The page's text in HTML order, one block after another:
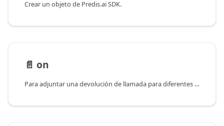
Crear un objeto de Predis.ai SDK.
📄️ on
Para adjuntar una devolución de llamada para diferentes estados de la ventana.Predis objeto.